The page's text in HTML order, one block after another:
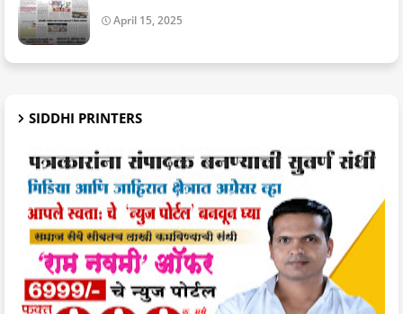
April 15, 2025
SIDDHI PRINTERS